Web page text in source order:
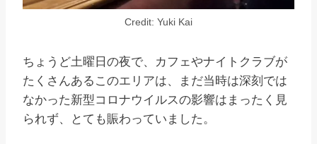
Credit: Yuki Kai
ちょうど土曜日の夜で、カフェやナイトクラブが
たくさんあるこのエリアは、まだ当時は深刻では
なかった新型コロナウイルスの影響はまったく見
られず、とても賑わっていました。